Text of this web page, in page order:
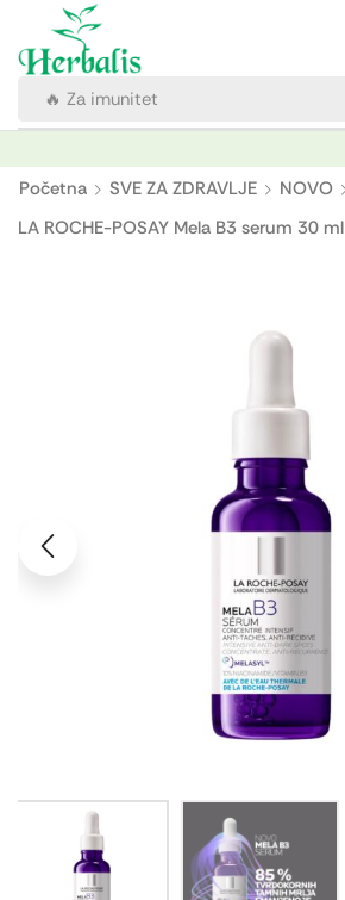
🔥 Za imunitet
Početna SVE ZA ZDRAVLJE
NOVO
LA ROCHE-POSAY Mela B3 serum 30 ml